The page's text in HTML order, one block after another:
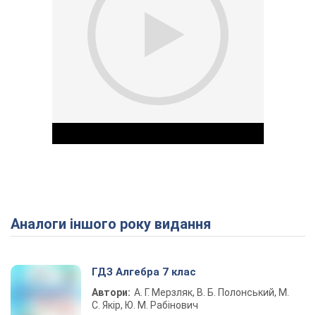
Play Video
Аналоги іншого року видання
ГДЗ Алгебра 7 клас
Автори: А. Г. Мерзляк, В. Б. Полонський, М.
С. Якір, Ю. М. Рабінович